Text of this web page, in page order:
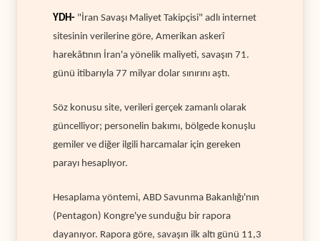
YDH- "İran Savaşı Maliyet Takipçisi" adlı internet
sitesinin verilerine göre, Amerikan askerî
harekâtının İran'a yönelik maliyeti, savaşın 71.
günü itibarıyla 77 milyar dolar sınırını aştı.
Söz konusu site, verileri gerçek zamanlı olarak
güncelliyor; personelin bakımı, bölgede konuşlu
gemiler ve diğer ilgili harcamalar için gereken
parayı hesaplıyor.
Hesaplama yöntemi, ABD Savunma Bakanlığı'nın
(Pentagon) Kongre'ye sunduğu bir rapora
dayanıyor. Rapora göre, savaşın ilk altı günü 11,3